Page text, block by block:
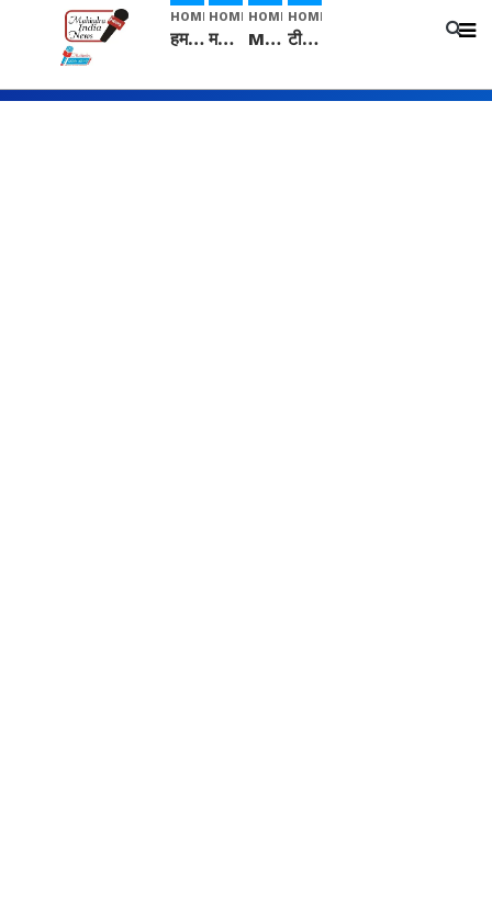
HOME
हम सनातनी..." सांसद kangana Ranaut से क्या बोली लड़की? Viral Jantar-Mantar | CJP protest
HOME
मनीषा हत्याकांड: हत्या, आत्महत्या या कोई बड़ा राज? | Full Story | Josh Haryana
HOME
Mangalsutra: हिंदू धर्म में शादी के बाद मंगलसूत्र क्यों पहनती है महिलाएं, किसने शुरु की ये परंपरा
HOME
टीम बीकेई ने एग्रीकल्चर ग्रेड की यूरिया खाद गट्टों में बदलकर टेक्निकल ग्रेड में बेचने वालों पर करवाई कार्रवाई: लखविंदर सिंह औलख